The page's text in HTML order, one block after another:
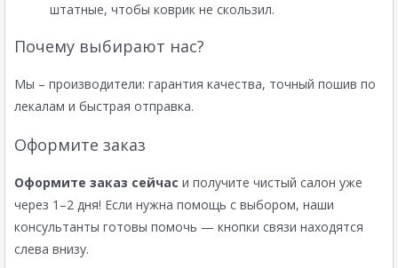
штатные, чтобы коврик не скользил.
Почему выбирают нас?
Мы – производители: гарантия качества, точный пошив по
лекалам и быстрая отправка.
Оформите заказ
Оформите заказ сейчас и получите чистый салон уже
через 1–2 дня! Если нужна помощь с выбором, наши
консультанты готовы помочь — кнопки связи находятся
слева внизу.